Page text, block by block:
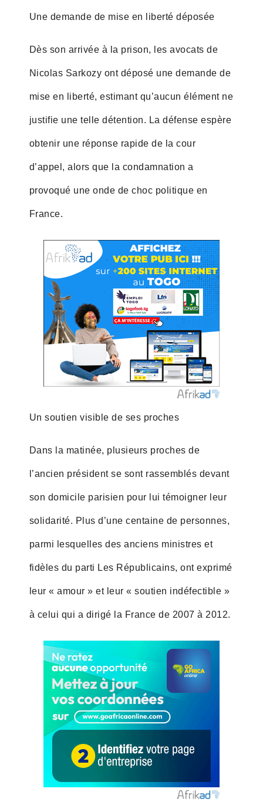
Une demande de mise en liberté déposée
Dès son arrivée à la prison, les avocats de
Nicolas Sarkozy ont déposé une demande de
mise en liberté, estimant qu’aucun élément ne
justifie une telle détention. La défense espère
obtenir une réponse rapide de la cour
d’appel, alors que la condamnation a
provoqué une onde de choc politique en
France.
Un soutien visible de ses proches
Dans la matinée, plusieurs proches de
l’ancien président se sont rassemblés devant
son domicile parisien pour lui témoigner leur
solidarité. Plus d’une centaine de personnes,
parmi lesquelles des anciens ministres et
fidèles du parti Les Républicains, ont exprimé
leur « amour » et leur « soutien indéfectible »
à celui qui a dirigé la France de 2007 à 2012.